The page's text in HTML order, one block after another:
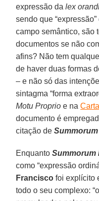
expressão dalex
sendo que
campo semântico, são
documentos se não
afins? Não tem
de haver duas formas
– e não só das
sintagma “forma
Motu Proprio e na
documento é
citação de
EnquantoSummorum
como “expressão
Francisco foi explícito
todo o seu complexo: